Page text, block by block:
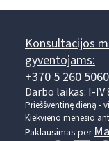
Konsultacijos
gyventojams:
+370 5 260 5060
Darbo laikas: I-IV
Prieššventinę dieną -
Kiekvieno mėnesio
Paklausimas per